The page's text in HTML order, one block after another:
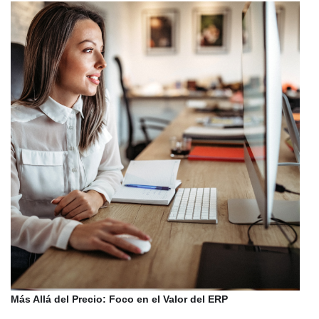
Más Allá del Precio: Foco en el Valor del ERP